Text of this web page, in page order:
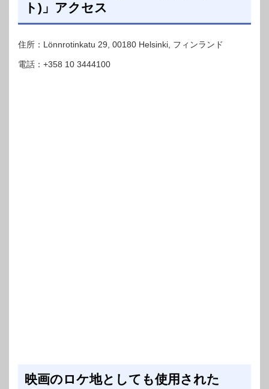
ト)」アクセス
住所：Lönnrotinkatu 29, 00180 Helsinki, フィンランド
電話：+358 10 3444100
映画のロケ地としても使用された